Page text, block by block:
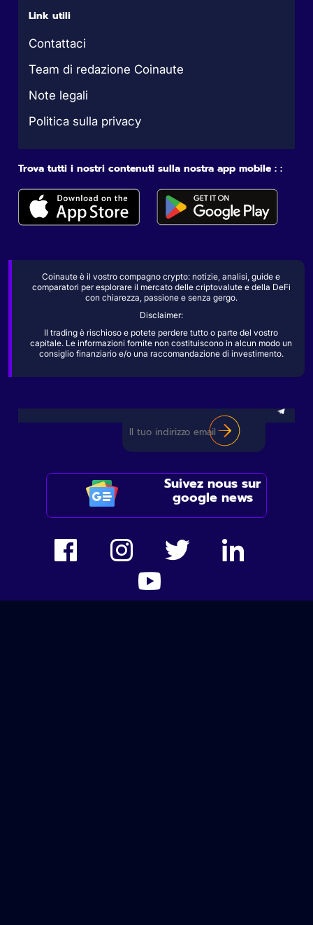
Link utili
Contattaci
Team di redazione Coinaute
Note legali
Politica sulla privacy
Trova tutti i nostri contenuti sulla nostra app mobile : :
Coinaute è il vostro compagno crypto: notizie, analisi, guide e
comparatori per esplorare il mercato delle criptovalute e della DeFi
con chiarezza, passione e senza gergo.
Disclaimer:
Il trading è rischioso e potete perdere tutto o parte del vostro
capitale. Le informazioni fornite non costituiscono in alcun modo un
consiglio finanziario e/o una raccomandazione di investimento.
Suivez nous sur
google news